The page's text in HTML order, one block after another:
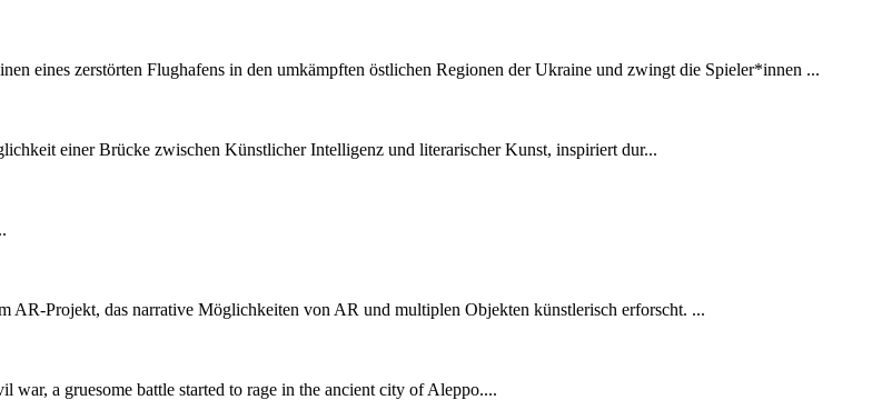
eines zerstörten Flughafens in den umkämpften östlichen Regionen der Ukraine und zwingt die Spieler*innen ...
einer Brücke zwischen Künstlicher Intelligenz und literarischer Kunst, inspiriert dur...
AR-Projekt, das narrative Möglichkeiten von AR und multiplen Objekten künstlerisch erforscht. ...
war, a gruesome battle started to rage in the ancient city of Aleppo....